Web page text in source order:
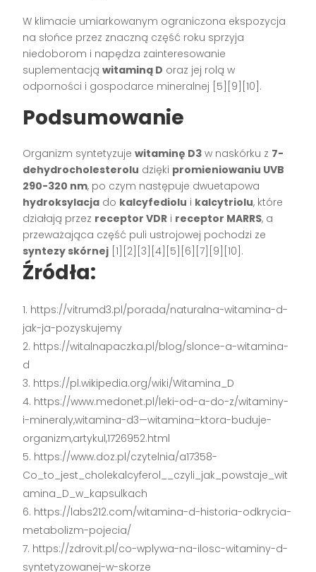
W klimacie umiarkowanym ograniczona ekspozycja
na słońce przez znaczną część roku sprzyja
niedoborom i napędza zainteresowanie
suplementacjąwitaminą D oraz jej rolą w
odporności i gospodarce mineralnej [5][9][10].
Podsumowanie
Organizm syntetyzujewitaminę D3 w naskórku z 7-
dehydrocholesterolu dzięki promieniowaniu UVB
290-320 nm, po czym następuje dwuetapowa
hydroksylacja do kalcyfediolu i kalcytriolu, które
działają przez receptor VDR i receptor MARRS, a
przeważająca część puli ustrojowej pochodzi ze
syntezy skórnej [1][2][3][4][5][6][7][9][10].
Źródła:
https://vitrumd3.pl/porada/naturalna-witamina-d-
jak-ja-pozyskujemy
https://witalnapaczka.pl/blog/slonce-a-witamina-
d
https://pl.wikipedia.org/wiki/Witamina_D
https://www.medonet.pl/leki-od-a-do-z/witaminy-
i-mineraly,witamina-d3—witamina–ktora-buduje-
organizm,artykul,1726952.html
https://www.doz.pl/czytelnia/a17358-
Co_to_jest_cholekalcyferol__czyli_jak_powstaje_wit
amina_D_w_kapsulkach
https://labs212.com/witamina-d-historia-odkrycia-
metabolizm-pojecia/
https://zdrovit.pl/co-wplywa-na-ilosc-witaminy-d-
syntetyzowanej-w-skorze